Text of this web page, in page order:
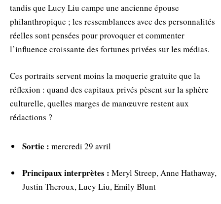
tandis que Lucy Liu campe une ancienne épouse
philanthropique ; les ressemblances avec des personnalités
réelles sont pensées pour provoquer et commenter
l’influence croissante des fortunes privées sur les médias.
Ces portraits servent moins la moquerie gratuite que la
réflexion : quand des capitaux privés pèsent sur la sphère
culturelle, quelles marges de manœuvre restent aux
rédactions ?
Sortie : mercredi 29 avril
Principaux interprètes : Meryl Streep, Anne Hathaway,
Justin Theroux, Lucy Liu, Emily Blunt